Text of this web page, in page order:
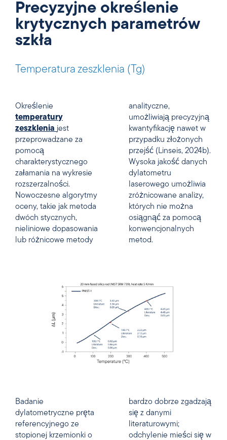
Precyzyjne określenie
krytycznych parametrów
szkła
Temperatura zeszklenia (Tg)
Określenie
temperatury
zeszklenia jest
przeprowadzane za
pomocą
charakterystycznego
załamania na wykresie
rozszerzalności.
Nowoczesne algorytmy
oceny, takie jak metoda
dwóch stycznych,
nieliniowe dopasowania
lub różnicowe metody
analityczne,
umożliwiają precyzyjną
kwantyfikację nawet w
przypadku złożonych
przejść (Linseis, 2024b).
Wysoka jakość danych
dylatometru
laserowego umożliwia
zróżnicowane analizy,
których nie można
osiągnąć za pomocą
konwencjonalnych
metod.
Badanie
dylatometryczne pręta
referencyjnego ze
stopionej krzemionki o
bardzo dobrze zgadzają
się z danymi
literaturowymi;
odchylenie mieści się w